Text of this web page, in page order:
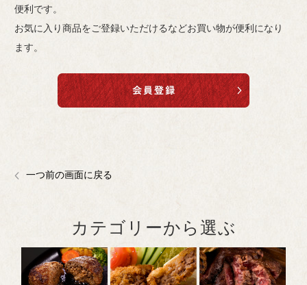
便利です。
お気に入り商品をご登録いただけるなどお買い物が便利になり
ます。
一つ前の画面に戻る
カテゴリーから選ぶ